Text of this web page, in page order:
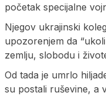
početak specijalne
Njegov ukrajinski
upozorenjem da
zemlju, slobodu i
Od tada je umrlo
su postali ruševine, a